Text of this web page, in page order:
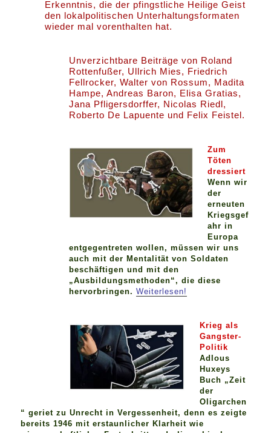
Erkenntnis, die der pfingstliche Heilige Geist
den lokalpolitischen Unterhaltungsformaten
wieder mal vorenthalten hat.
Unverzichtbare Beiträge von Roland
Rottenfußer, Ullrich Mies, Friedrich
Fellrocker, Walter von Rossum, Madita
Hampe, Andreas Baron, Elisa Gratias,
Jana Pfligersdorffer, Nicolas Riedl,
Roberto De Lapuente und Felix Feistel.
Zum
Töten
dressiert
Wenn wir
der
erneuten
Kriegsgef
ahr in
Europa
entgegentreten wollen, müssen wir uns
auch mit der Mentalität von Soldaten
beschäftigen und mit den
„Ausbildungsmethoden“, die diese
hervorbringen.Weiterlesen!
Krieg als
Gangster-
Politik
Adlous
Huxeys
Buch „Zeit
der
Oligarchen
“ geriet zu Unrecht in Vergessenheit, denn es zeigte
bereits 1946 mit erstaunlicher Klarheit wie